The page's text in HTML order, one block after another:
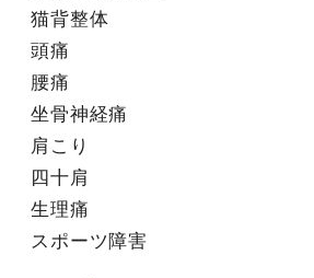
猫背整体
頭痛
腰痛
坐骨神経痛
肩こり
四十肩
生理痛
スポーツ障害